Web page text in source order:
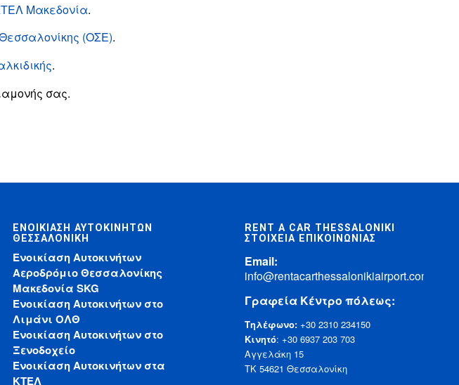
Μακεδονία.
(ΟΣΕ).
.
σας.
ΕΝΟΙΚΊΑΣΗ ΑΥΤΟΚΙΝΉΤΩΝ
ΘΕΣΣΑΛΟΝΊΚΗ
Ενοικίαση Αυτοκινήτων
Αεροδρόμιο Θεσσαλονίκης
Μακεδονία SKG
Ενοικίαση Αυτοκινήτων στο
Λιμάνι ΟΛΘ
Ενοικίαση Αυτοκινήτων στο
Ξενοδοχείο
Ενοικίαση Αυτοκινήτων στα
ΚΤΕΛ
RENT A CAR THESSALONIKI
ΣΤΟΙΧΕΊΑ ΕΠΙΚΟΙΝΩΝΊΑΣ
Email:
info@rentacarthessalonikiairport.com
Γραφεία Κέντρο πόλεως:
Τηλέφωνο: +30 2310 234150
Κινητό: +30 6937 203 703
Αγγελάκη 15
ΤΚ 54621 Θεσσαλονίκη